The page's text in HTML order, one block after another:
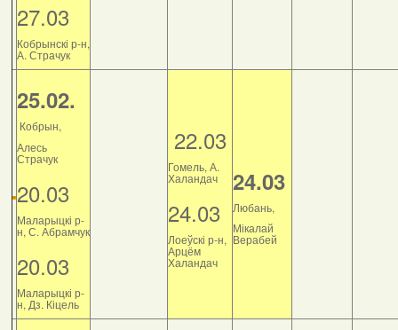
27.03
Кобрынскі р-н,
А. Страчук
25.02.
Кобрын,
Алесь
Страчук
20.03
Маларыцкі р-
н, С. Абрамчук
20.03
Маларыцкі р-
н, Дз. Кіцель
22.03
Гомель, А.
Халандач
24.03
Лоеўскі р-н,
Арцём
Халандач
24.03
Любань,
Мікалай
Верабей